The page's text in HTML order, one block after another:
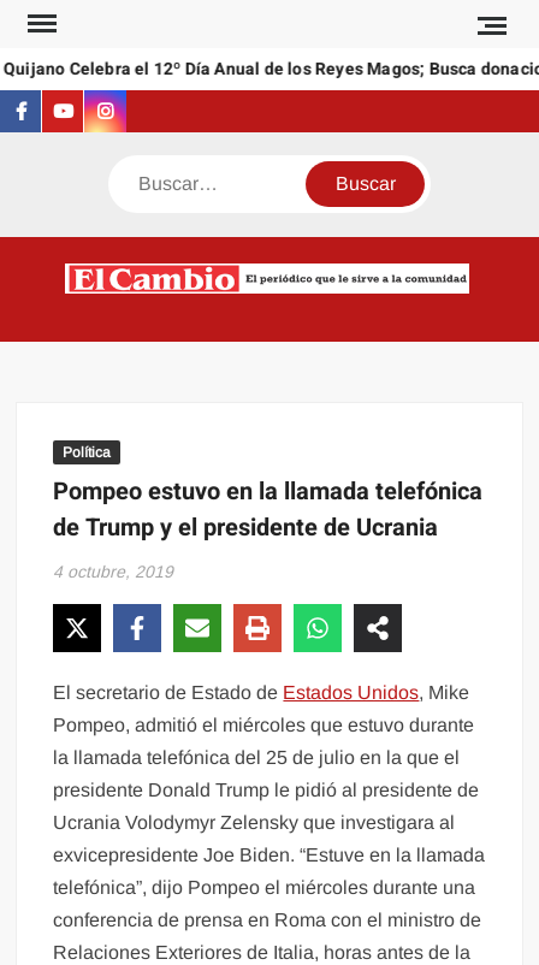
Saltar
contenidoCelebra el 12º Día Anual de los Reyes Magos; Busca
Facebook
YoutubeInstagram
Buscar
Política
Pompeo estuvo en la llamada telefónica
de Trump y el presidente de Ucrania
4 octubre, 2019
El secretario de Estado de Estados Unidos, Mike
Pompeo, admitió el miércoles que estuvo durante
la llamada telefónica del 25 de julio en la que el
presidente Donald Trump le pidió al presidente de
Ucrania Volodymyr Zelensky que investigara al
exvicepresidente Joe Biden. “Estuve en la llamada
telefónica”, dijo Pompeo el miércoles durante una
conferencia de prensa en Roma con el ministro de
Relaciones Exteriores de Italia, horas antes de la